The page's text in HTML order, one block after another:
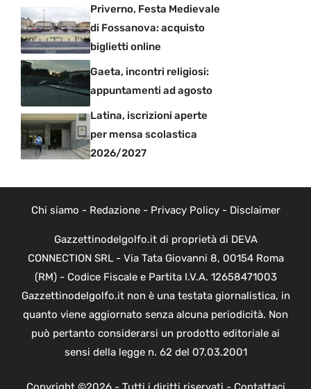
Priverno, Festa Medievale
di Fossanova: acquisto
biglietti online
Gaeta, incontri religiosi:
appuntamenti ad agosto
Latina, iscrizioni aperte
per mensa scolastica
2026/2027
Chi siamo - Redazione- Privacy Policy- Disclaimer
Gazzettinodelgolfo.it di proprietà di DEVA
CONNECTION SRL - Via Tata Giovanni 8, 00154 Roma
(RM) - Codice Fiscale e Partita I.V.A. 12658471003
Gazzettinodelgolfo.it non è una testata giornalistica, in
quanto viene aggiornato senza alcuna periodicità. Non
può pertanto considerarsi un prodotto editoriale ai
sensi della legge n. 62 del 07.03.2001